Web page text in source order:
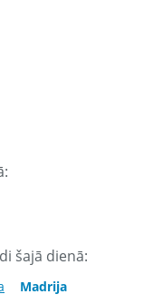
šajā dienā:
Madrija